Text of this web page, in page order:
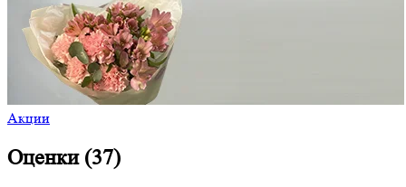
Акции
Оценки (37)